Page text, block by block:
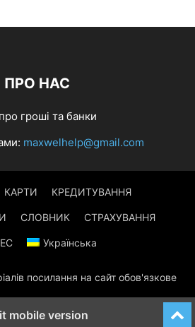
ПРО НАС
гроші та банки
maxwelhelp@gmail.com
КАРТИ КРЕДИТУВАННЯ
СЛОВНИК СТРАХУВАННЯ
Українська
посилання на сайт обов'язкове
mobile version